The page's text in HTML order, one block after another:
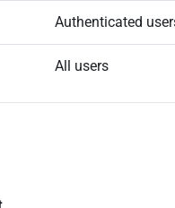
Authenticated
All users